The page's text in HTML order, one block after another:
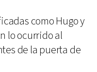
como Hugo y
lo ocurrido al
de la puerta de